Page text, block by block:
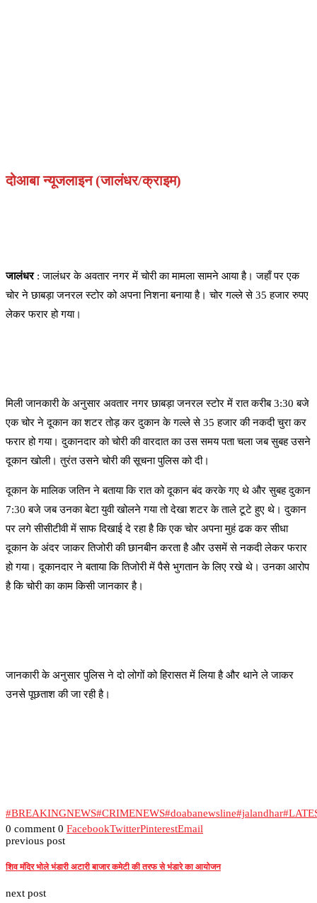
दोआबा न्यूजलाइन (जालंधर/क्राइम)
जालंधर : जालंधर के अवतार नगर में चोरी का मामला सामने आया है। जहाँ पर एक
चोर ने छाबड़ा जनरल स्टोर को अपना निशना बनाया है। चोर गल्ले से 35 हजार रुपए
लेकर फरार हो गया।
मिली जानकारी के अनुसार अवतार नगर छाबड़ा जनरल स्टोर में रात करीब 3:30 बजे
एक चोर ने दूकान का शटर तोड़ कर दुकान के गल्ले से 35 हजार की नकदी चुरा कर
फरार हो गया। दुकानदार को चोरी की वारदात का उस समय पता चला जब सुबह उसने
दूकान खोली। तुरंत उसने चोरी की सूचना पुलिस को दी।
दूकान के मालिक जतिन ने बताया कि रात को दूकान बंद करके गए थे और सुबह दुकान
7:30 बजे जब उनका बेटा युवी खोलने गया तो देखा शटर के ताले टूटे हुए थे। दुकान
पर लगे सीसीटीवी में साफ दिखाई दे रहा है कि एक चोर अपना मुहं ढक कर सीधा
दूकान के अंदर जाकर तिजोरी की छानबीन करता है और उसमें से नकदी लेकर फरार
हो गया। दूकानदार ने बताया कि तिजोरी में पैसे भुगतान के लिए रखे थे। उनका आरोप
है कि चोरी का काम किसी जानकार है।
जानकारी के अनुसार पुलिस ने दो लोगों को हिरासत में लिया है और थाने ले जाकर
उनसे पूछताश की जा रही है।
#BREAKINGNEWS#CRIMENEWS#doabanewsline#jalandhar
0 comment 0 FacebookTwitterPinterestEmail
previous post
शिव मंदिर भोले भंडारी अटारी बाजार कमेटी की तरफ से भंडारे का आयोजन
next post